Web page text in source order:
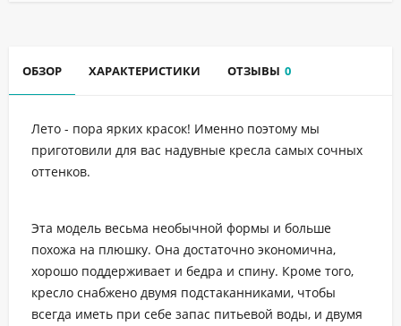
ОБЗОР ХАРАКТЕРИСТИКИ ОТЗЫВЫ 0
Лето - пора ярких красок! Именно поэтому мы
приготовили для вас надувные кресла самых сочных
оттенков.
Эта модель весьма необычной формы и больше
похожа на плюшку. Она достаточно экономична,
хорошо поддерживает и бедра и спину. Кроме того,
кресло снабжено двумя подстаканниками, чтобы
всегда иметь при себе запас питьевой воды, и двумя